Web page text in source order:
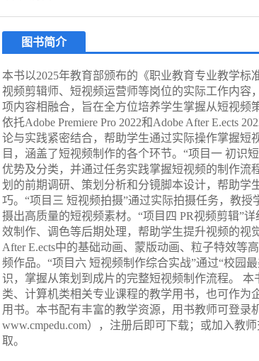
图书简介
本书以2025年教育部颁布的《职业教育专业教学标
视频剪辑师、短视频运营师等岗位的实际工作内容
项内容相融合，旨在全方位培养学生掌握从短视频
依托Adobe Premiere Pro 2022和Adobe After E.ects
论与实践紧密结合，帮助学生通过实际操作掌握短
目，涵盖了短视频制作的各个环节。“项目一 初识
优势及分类，并通过任务实践掌握短视频的制作流
划的前期调研、策划分析和分镜脚本设计，帮助学
巧。“项目三 短视频拍摄”通过实际拍摄任务，教
摄出高质量的短视频素材。“项目四 PR视频剪辑”
效制作、调色等后期处理，帮助学生提升视频的视
After E.ects中的基础动画、蒙版动画、粒子特效等
频作品。“项目六 短视频制作综合实战”通过“校园
识，掌握从策划到成片的完整短视频制作流程。
类、计算机类相关专业课程的教学用书，也可作为
用书。本书配有丰富的教学资源，用书教师可登录
www.cmpedu.com），注册后即可下载；或加入教
取。